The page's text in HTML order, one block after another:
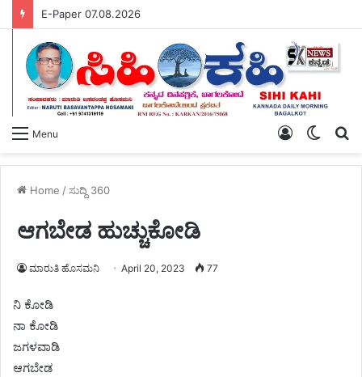
Menu
Switch
Log
Home /ಸುದ್ದಿ 360
ಆಗಬೇಡ ಹುಚ್ಚುಕೋಡಿ
ಮಾರುತಿ ಹೊಸಮನಿ April 20, 2023 77
ನಿ ಕೋಡಿ
ನಾ ಕೋಡಿ
ಜಗಳವಾಡಿ
ಆಗಬೇಡ